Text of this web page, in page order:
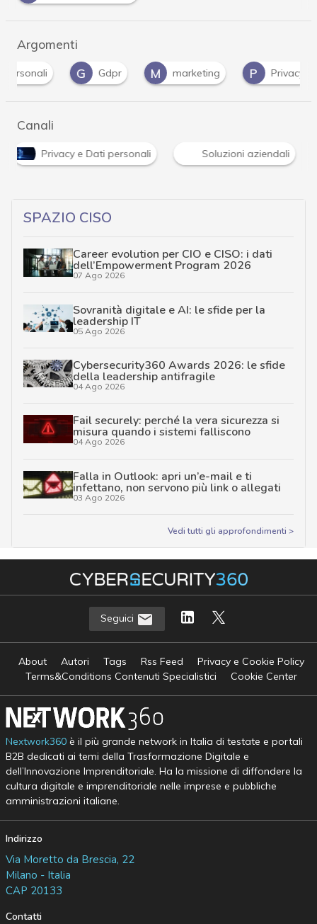
Argomenti
G Gdpr M marketing P Privacy
Canali
Privacy e Dati personali Soluzioni aziendali
SPAZIO CISO
Career evolution per CIO e CISO: i dati
dell’Empowerment Program 2026
07 Ago 2026
Sovranità digitale e AI: le sfide per la
leadership IT
05 Ago 2026
Cybersecurity360 Awards 2026: le sfide
della leadership antifragile
04 Ago 2026
Fail securely: perché la vera sicurezza si
misura quando i sistemi falliscono
04 Ago 2026
Falla in Outlook: apri un’e-mail e ti
infettano, non servono più link o allegati
03 Ago 2026
Vedi tutti gli approfondimenti >
Seguici
About Autori Tags Rss Feed
Privacy e Cookie Policy
Terms&Conditions Contenuti Specialistici
Cookie Center
Nextwork360è il più grande network in Italia di testate e portali
B2B dedicati ai temi della Trasformazione Digitale e
dell’Innovazione Imprenditoriale. Ha la missione di diffondere la
cultura digitale e imprenditoriale nelle imprese e pubbliche
amministrazioni italiane.
Indirizzo
Via Moretto da Brescia, 22
Milano - Italia
CAP 20133
Contatti